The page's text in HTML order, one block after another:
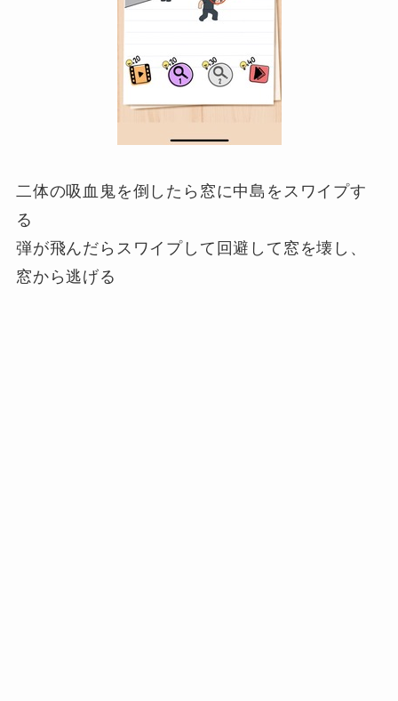
二体の吸血鬼を倒したら窓に中島をスワイプす
る
弾が飛んだらスワイプして回避して窓を壊し、
窓から逃げる